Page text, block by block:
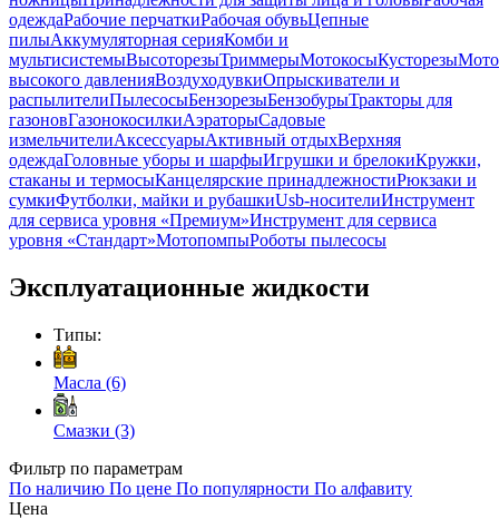
одеждаРабочие перчаткиРабочая обувьЦепные
пилыАккумуляторная серияКомби и
мультисистемыВысоторезыТриммерыМотокосыКусторезы
высокого давленияВоздуходувкиОпрыскиватели и
распылителиПылесосыБензорезыБензобурыТракторы для
газоновГазонокосилкиАэраторыСадовые
измельчителиАксессуарыАктивный отдыхВерхняя
одеждаГоловные уборы и шарфыИгрушки и брелокиКружки,
стаканы и термосыКанцелярские принадлежностиРюкзаки и
сумкиФутболки, майки и рубашкиUsb-носителиИнструмент
для сервиса уровня «Премиум»Инструмент для сервиса
уровня «Стандарт»МотопомпыРоботы пылесосы
Эксплуатационные жидкости
Типы:
Масла (6)
Смазки (3)
Фильтр по параметрам
По наличию По цене По популярности По алфавиту
Цена